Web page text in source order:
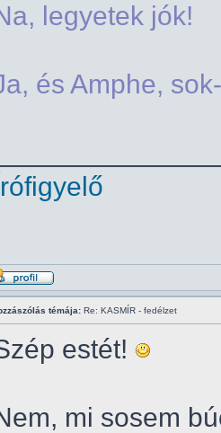
legyetek jók!
és Amphe,
témája: Re: KASMÍR - fedélzet
estét!
mi sosem